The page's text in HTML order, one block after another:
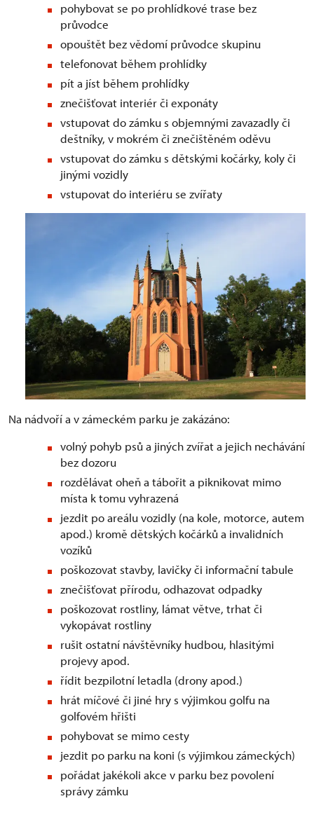
pohybovat se po prohlídkové trase bez
průvodce
opouštět bez vědomí průvodce skupinu
telefonovat během prohlídky
pít a jíst během prohlídky
znečišťovat interiér či exponáty
vstupovat do zámku s objemnými zavazadly či
deštníky, v mokrém či znečištěném oděvu
vstupovat do zámku s dětskými kočárky, koly či
jinými vozidly
vstupovat do interiéru se zvířaty
Na nádvoří a v zámeckém parku je zakázáno:
volný pohyb psů a jiných zvířat a jejich nechávání
bez dozoru
rozdělávat oheň a tábořit a piknikovat mimo
místa k tomu vyhrazená
jezdit po areálu vozidly (na kole, motorce, autem
apod.) kromě dětských kočárků a invalidních
vozíků
poškozovat stavby, lavičky či informační tabule
znečišťovat přírodu, odhazovat odpadky
poškozovat rostliny, lámat větve, trhat či
vykopávat rostliny
rušit ostatní návštěvníky hudbou, hlasitými
projevy apod.
řídit bezpilotní letadla (drony apod.)
hrát míčové či jiné hry s výjimkou golfu na
golfovém hřišti
pohybovat se mimo cesty
jezdit po parku na koni (s výjimkou zámeckých)
pořádat jakékoli akce v parku bez povolení
správy zámku